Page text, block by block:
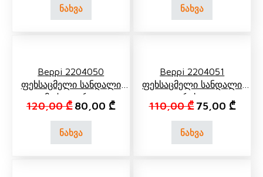
ნახვა ნახვა
Beppi 2204050
Ფეხსაცმელი Სანდალი
Მუქი Ლურჯი
120,00₾ Original price was: 120,00 ₾.
80,00 ₾Current price is: 80,00 ₾.
ნახვა
Beppi 2204051
Ფეხსაცმელი Სანდალი
Რუხი
110,00₾ Original price
75,00 ₾
ნახვა